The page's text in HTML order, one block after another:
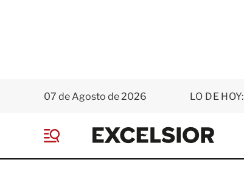
07 de Agosto de 2026 LO DE HOY:
E
x
e
e